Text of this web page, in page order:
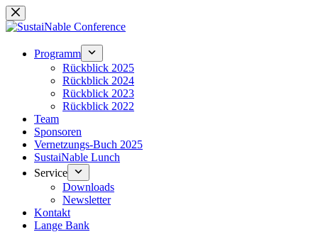
Zum
Inhalt
Programm
Rückblick 2025
Rückblick 2024
Rückblick 2023
Rückblick 2022
Team
Sponsoren
Vernetzungs-Buch 2025
SustaiNable Lunch
Service
Downloads
Newsletter
Kontakt
Lange Bank